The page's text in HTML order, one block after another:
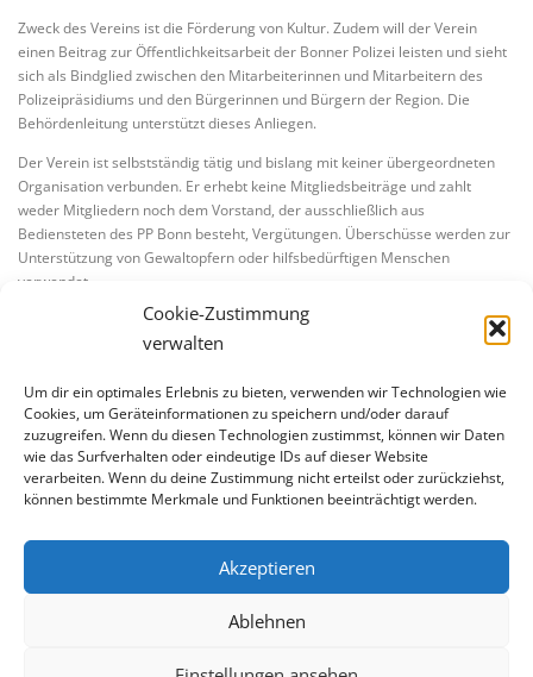
Cookie-Zustimmung
verwalten
Um dir ein optimales Erlebnis zu bieten, verwenden wir Technologien wie
Cookies, um Geräteinformationen zu speichern und/oder darauf
zuzugreifen. Wenn du diesen Technologien zustimmst, können wir Daten
wie das Surfverhalten oder eindeutige IDs auf dieser Website
verarbeiten. Wenn du deine Zustimmung nicht erteilst oder zurückziehst,
können bestimmte Merkmale und Funktionen beeinträchtigt werden.
Akzeptieren
Ablehnen
Zweck des Vereins ist die Förderung von Kultur. Zudem will der Verein
einen Beitrag zur Öffentlichkeitsarbeit der Bonner Polizei leisten und sieht
sich als Bindglied zwischen den Mitarbeiterinnen und Mitarbeitern des
Polizeipräsidiums und den Bürgerinnen und Bürgern der Region. Die
Behördenleitung unterstützt dieses Anliegen.
Der Verein ist selbstständig tätig und bislang mit keiner übergeordneten
Organisation verbunden. Er erhebt keine Mitgliedsbeiträge und zahlt
weder Mitgliedern noch dem Vorstand, der ausschließlich aus
Bediensteten des PP Bonn besteht, Vergütungen. Überschüsse werden zur
Unterstützung von Gewaltopfern oder hilfsbedürftigen Menschen
verwendet.
BLEIBE AUF DEM LAUFENDEN